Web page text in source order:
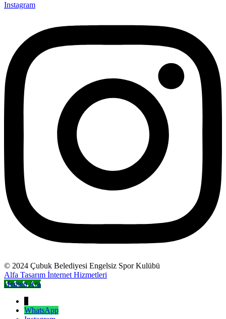
Instagram
© 2024 Çubuk Belediyesi Engelsiz Spor Kulübü
Alfa Tasarım İnternet Hizmetleri
Hemen Ara
WhatsApp